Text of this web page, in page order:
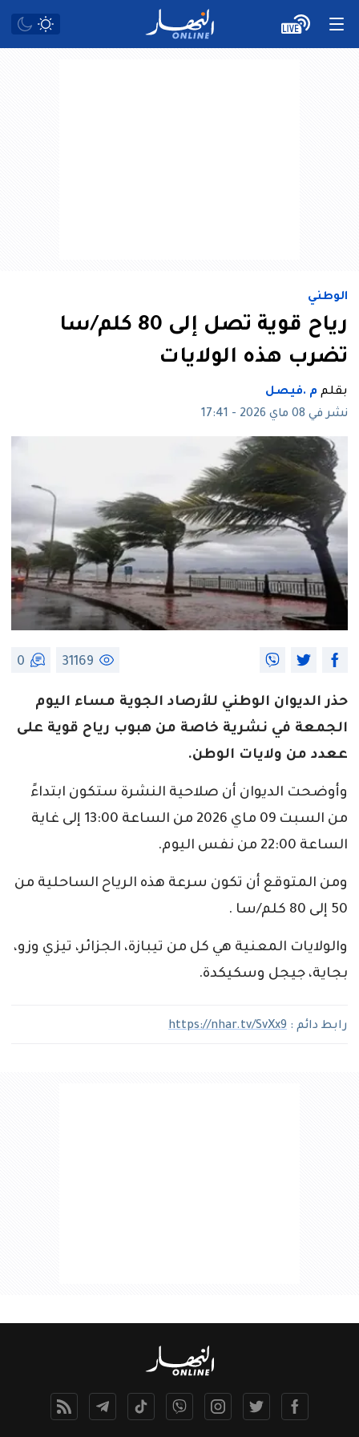
الوطني
رياح قوية تصل إلى 80 كلم/سا
تضرب هذه الولايات
بقلم م .فيصل
نشر في 08 ماي 2026 - 17:41
31169
0
حذر الديوان الوطني للأرصاد الجوية مساء اليوم
الجمعة في نشرية خاصة من هبوب رياح قوية على
ععدد من ولايات الوطن.
وأوضحت الديوان أن صلاحية النشرة ستكون ابتداءً
من السبت 09 ماي 2026 من الساعة 13:00 إلى غاية
الساعة 22:00 من نفس اليوم.
ومن المتوقع أن تكون سرعة هذه الرياح الساحلية من
50 إلى 80 كلم/سا .
والولايات المعنية هي كل من تيبازة، الجزائر، تيزي وزو،
بجاية، جيجل وسكيكدة.
رابط دائم : https://nhar.tv/SvXx9